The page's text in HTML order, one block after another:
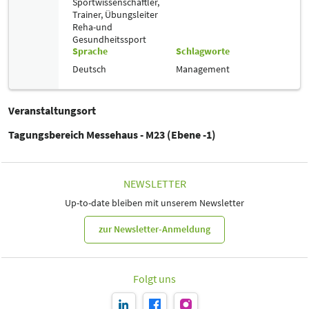
Trainer, Übungsleiter
Reha-und
Gesundheitssport
Sprache
Deutsch
Schlagworte
Management
Veranstaltungsort
Tagungsbereich Messehaus - M23 (Ebene -1)
NEWSLETTER
Up-to-date bleiben mit unserem Newsletter
zur Newsletter-Anmeldung
Folgt uns